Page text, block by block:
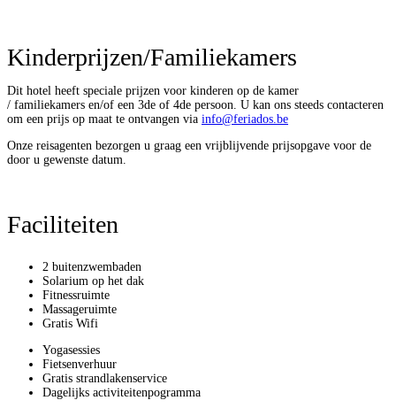
Dit hotel heeft speciale prijzen voor kinderen op de kamer
/ familiekamers en/of een 3de of 4de persoon. U kan ons steeds contacteren
om een prijs op maat te ontvangen via info@feriados.be
Onze reisagenten bezorgen u graag een vrijblijvende prijsopgave voor de
door u gewenste datum.
Faciliteiten
2 buitenzwembaden
Solarium op het dak
Fitnessruimte
Massageruimte
Gratis Wifi
Yogasessies
Fietsenverhuur
Gratis strandlakenservice
Dagelijks activiteitenpogramma